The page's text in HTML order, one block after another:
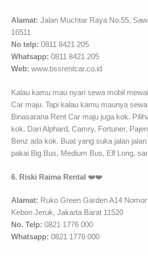
Alamat:Jalan Muchtar Raya No.55,
16511
No telp: 0811 8421 205
Whatsapp: 0811 8421 205
Web: www.bssrentcar.co.id
Kalau kamu mau nyari sewa mobil
Car maju. Tapi kalau kamu maunya
Binasarana Rent Car maju juga kok.
kok. Dari Alphard, Camry, Fortuner,
Benz ada kok. Buat yang suka jalan
pakai Big Bus, Medium Bus, Elf Long,
6. Riski Raima Rental ❤️❤️
Alamat: Ruko Green Garden A14
Kebon Jeruk, Jakarta Barat 11520
No. Telp: 0821 1776 000
Whatsapp: 0821 1776 000